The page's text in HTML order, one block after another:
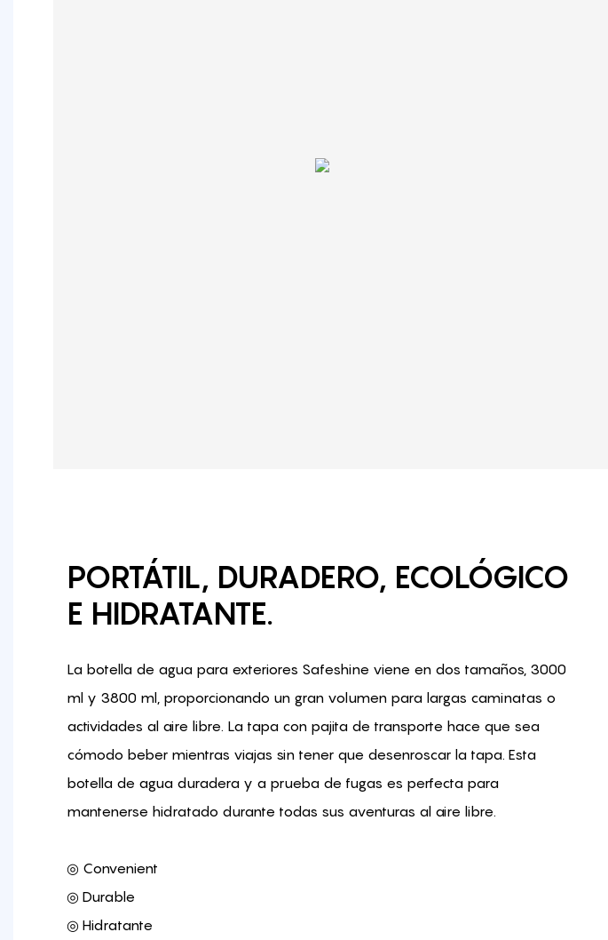
PORTÁTIL, DURADERO, ECOLÓGICO
E HIDRATANTE.
La botella de agua para exteriores Safeshine viene en dos tamaños, 3000
ml y 3800 ml, proporcionando un gran volumen para largas caminatas o
actividades al aire libre. La tapa con pajita de transporte hace que sea
cómodo beber mientras viajas sin tener que desenroscar la tapa. Esta
botella de agua duradera y a prueba de fugas es perfecta para
mantenerse hidratado durante todas sus aventuras al aire libre.
◎ Convenient
◎ Durable
◎ Hidratante